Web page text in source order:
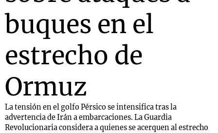
buques en el
estrecho de
Ormuz
La tensión en el golfo Pérsico se intensifica tras la
advertencia de Irán a embarcaciones. La Guardia
Revolucionaria considera a quienes se acerquen al estrecho